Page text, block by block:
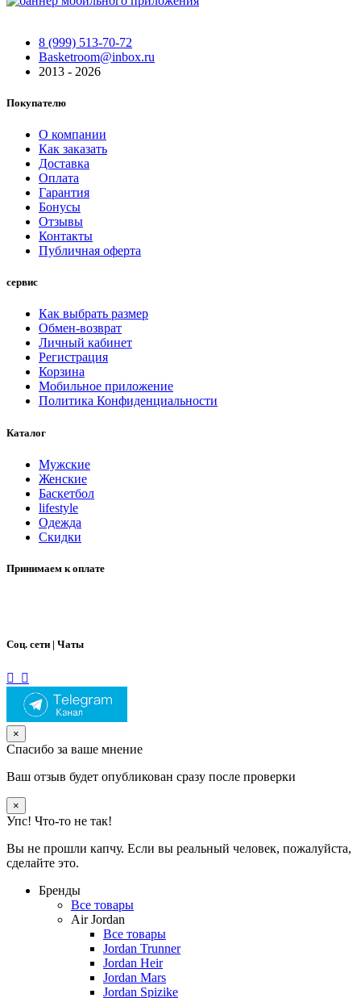
8 (999) 513-70-72
Basketroom@inbox.ru
2013 - 2026
Покупателю
О компании
Как заказать
Доставка
Оплата
Гарантия
Бонусы
Отзывы
Контакты
Публичная оферта
сервис
Как выбрать размер
Обмен-возврат
Личный кабинет
Регистрация
Корзина
Мобильное приложение
Политика Конфиденциальности
Каталог
Мужские
Женские
Баскетбол
lifestyle
Одежда
Скидки
Принимаем к оплате
Соц. сети | Чаты
×
Спасибо за ваше мнение
Ваш отзыв будет опубликован сразу после проверки
×
Упс! Что-то не так!
Вы не прошли капчу. Если вы реальный человек, пожалуйста,
сделайте это.
Бренды
Все товары
Air Jordan
Все товары
Jordan Trunner
Jordan Heir
Jordan Mars
Jordan Spizike